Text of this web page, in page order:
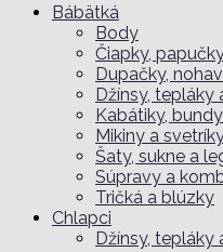
Bábätká
Body
Čiapky,
Dupačky,
Džínsy, tepláky
Kabátiky,
Mikiny a
Šaty, sukne a
Súpravy a
Tričká a blúzky
Chlapci
Džínsy, tepláky